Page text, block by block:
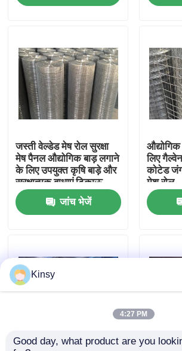
घर
वी.आर. शो
हमारे बारे में
कारखाने का दौरा
गुणवत्ता नियंत्रण
समाचार
बुना तार जाल स्क्रीन
जस्ती वेल्डेड मेष रोल सुरक्षा
मेष पैनल औद्योगिक बाड़ लगाने
के लिए उपयुक्त कृषि बाड़े और
सुरक्षात्मक बाधाएं टिकाऊ
जांच भेजें
लिए
कोटेड जंग
मेश रोल
Kinsy
4:27 PM
Good day, what product are you